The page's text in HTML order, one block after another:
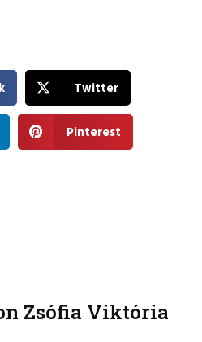
h
a
Twitter
h
a
r
Pinterest
Zsófia Viktória